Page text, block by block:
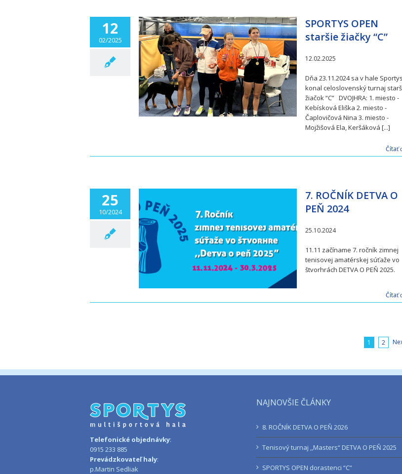
12
02/2025
SPORTYS OPEN
staršie žiačky “C”
12.02.2025
Dňa 23.11.2024 sa v hale Sportys
konal celoslovenský turnaj
žiačok “C” DVOJHRA: 1. miesto -
Kebísková Eliška 2. miesto -
Čaplovičová Nina 3. miesto -
Mojžišová Ela, Keršáková [...]
Čítať
25
10/2024
7. ROČNÍK DETVA O
PEŇ 2024
25.10.2024
11.11 začíname 7. ročník zimnej
tenisovej amatérskej súťaže vo
štvorhrách DETVA O PEŇ 2025.
Čítať
1 2
Telefonické objednávky:
0915 233 885
Prevádzkovateľ haly:
p.Martin Sedliak
NAJNOVŠIE ČLÁNKY
8. ROČNÍK DETVA O PEŇ 2026
Tenisový turnaj ,,Masters“ DETVA O PEŇ 2025
SPORTYS OPEN dorastenci “C”